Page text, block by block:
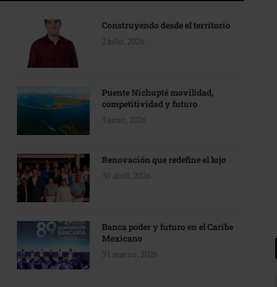
Construyendo desde el territorio
2 julio, 2026
Puente Nichupté movilidad,
competitividad y futuro
3 junio, 2026
Renovación que redefine el lujo
30 abril, 2026
Banca poder y futuro en el Caribe
Mexicano
31 marzo, 2026